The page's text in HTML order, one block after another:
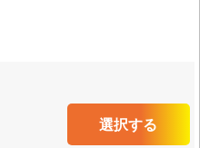
選択する